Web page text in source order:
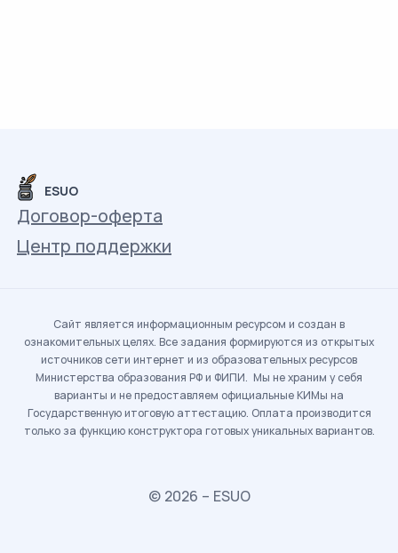
ESUO
Договор-оферта
Центр поддержки
Сайт является информационным ресурсом и создан в
ознакомительных целях. Все задания формируются из открытых
источников сети интернет и из образовательных ресурсов
Министерства образования РФ и ФИПИ. Мы не храним у себя
варианты и не предоставляем официальные КИМы на
Государственную итоговую аттестацию. Оплата производится
только за функцию конструктора готовых уникальных вариантов.
© 2026 – ESUO